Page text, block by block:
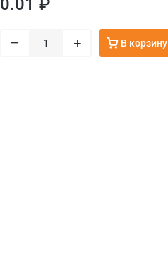
– + В корзину